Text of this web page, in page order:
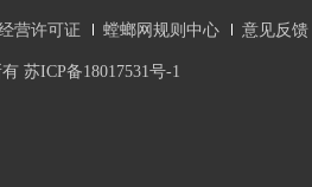
营许可证 螳螂网规则中心 意见反馈
苏ICP备18017531号-1